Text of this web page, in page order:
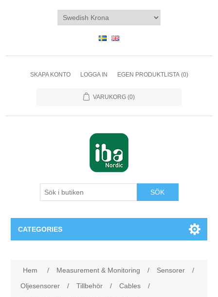
SKAPA KONTO LOGGA IN EGEN PRODUKTLISTA (0)
VARUKORG (0)
SÖK
CATEGORIES
Felsökning
Produkter
Hem / Measurement & Monitoring / Sensorer
/
Oljesensorer
/ Tillbehör / Cables
/